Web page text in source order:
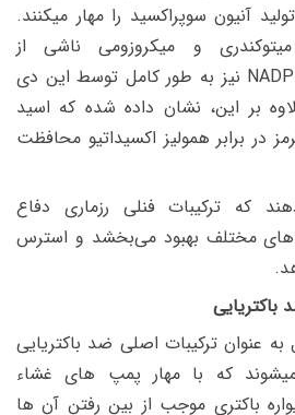
آنیون سوپراکسید را مهار میکنند.
میتوکندری و میکروزومی ناشی از
نیز به طور کامل توسط این دی
بر این، نشان داده شده که اسید
در برابر همولیز اکسیداتیو محافظت
که ترکیبات فنلی رزماری دفاع
مختلف بهبود می‌بخشد و استرس
به عنوان ترکیبات اصلی ضد باکتریایی
که با مهار پمپ های غشاء
باکتری موجب از بین رفتن آن ها